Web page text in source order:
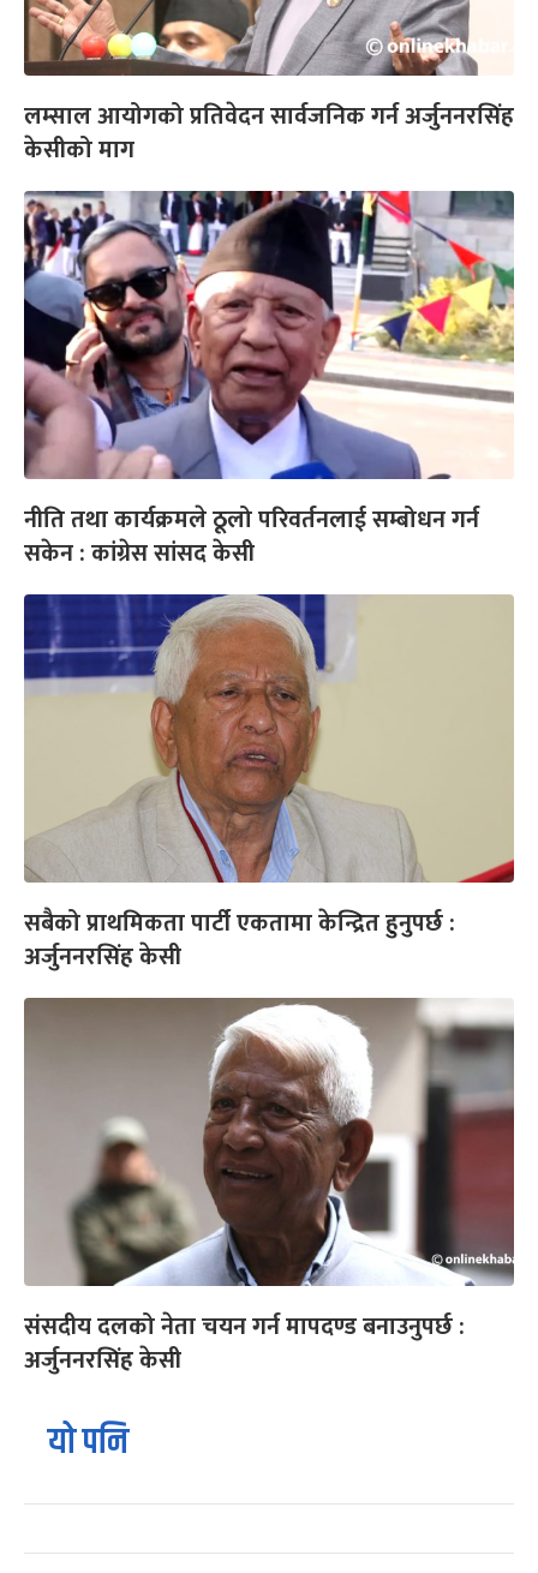
लम्साल आयोगको प्रतिवेदन सार्वजनिक गर्न अर्जुननरसिंह
केसीको माग
नीति तथा कार्यक्रमले ठूलो परिवर्तनलाई सम्बोधन गर्न
सकेन : कांग्रेस सांसद केसी
सबैको प्राथमिकता पार्टी एकतामा केन्द्रित हुनुपर्छ :
अर्जुननरसिंह केसी
संसदीय दलको नेता चयन गर्न मापदण्ड बनाउनुपर्छ :
अर्जुननरसिंह केसी
यो पनि